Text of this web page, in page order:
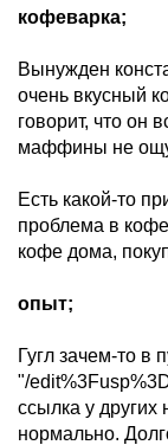
кофеварка;
Вынужден
очень вкусный
говорит, что он
маффины не
Есть какой-то
проблема в
кофе дома,
опыт;
Гугл зачем-то в
"/
ссылка у других
нормально.